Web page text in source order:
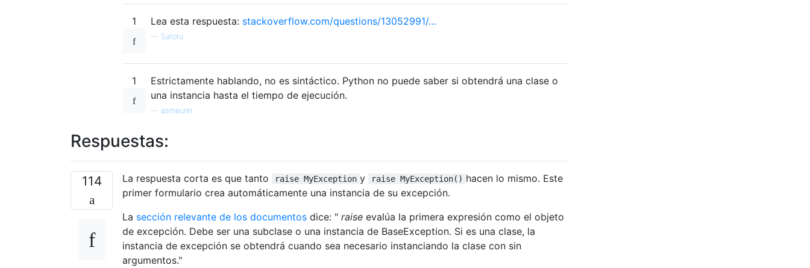
1 Lea esta respuesta: stackoverflow.com/questions/13052991/…
— Satoru
1
Estrictamente hablando, no es sintáctico. Python no puede saber si obtendrá una clase o
una instancia hasta el tiempo de ejecución.
asmeurer
Respuestas:
114 La respuesta corta es que tanto raise MyException y raise MyException() hacen lo mismo. Este
primer formulario crea automáticamente una instancia de su excepción.
La sección relevante de los documentos dice: " raise evalúa la primera expresión como el objeto
de excepción. Debe ser una subclase o una instancia de BaseException. Si es una clase, la
instancia de excepción se obtendrá cuando sea necesario instanciando la clase con sin
argumentos."